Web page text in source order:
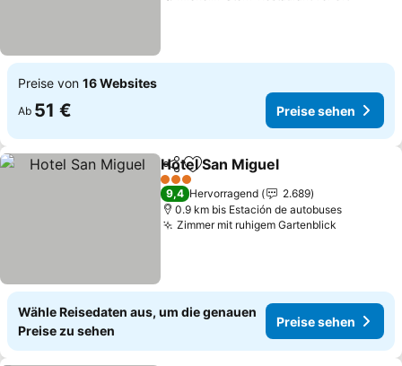
Preise von 16 Websites
Ab 51 € Preise sehen
TeilenZu Favoriten hinzufügen
Hotel San Miguel
3 Sterne
9,4 Hervorragend
2.689
0.9 km bis Estación de autobuses
Zimmer mit ruhigem Gartenblick
Wähle Reisedaten aus, um die genauen
Preise zu sehen
Preise sehen